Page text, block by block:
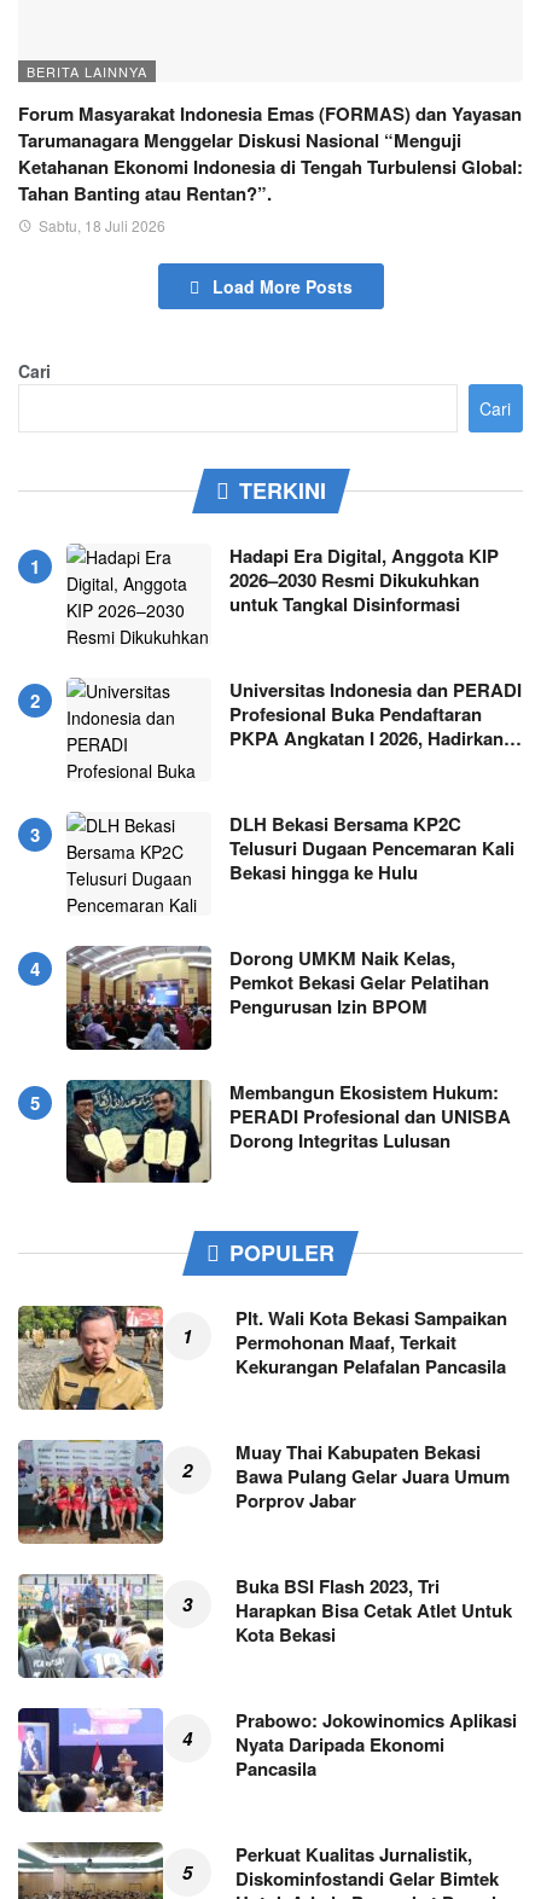
BERITA LAINNYA
Forum Masyarakat Indonesia Emas (FORMAS) dan Yayasan
Tarumanagara Menggelar Diskusi Nasional “Menguji
Ketahanan Ekonomi Indonesia di Tengah Turbulensi Global:
Tahan Banting atau Rentan?”.
Sabtu, 18 Juli 2026
Load More Posts
Cari
Cari
TERKINI
Hadapi Era Digital, Anggota KIP
2026–2030 Resmi Dikukuhkan
untuk Tangkal Disinformasi
Universitas Indonesia dan PERADI
Profesional Buka Pendaftaran
PKPA Angkatan I 2026, Hadirkan…
DLH Bekasi Bersama KP2C
Telusuri Dugaan Pencemaran Kali
Bekasi hingga ke Hulu
Dorong UMKM Naik Kelas,
Pemkot Bekasi Gelar Pelatihan
Pengurusan Izin BPOM
Membangun Ekosistem Hukum:
PERADI Profesional dan UNISBA
Dorong Integritas Lulusan
POPULER
Plt. Wali Kota Bekasi Sampaikan
Permohonan Maaf, Terkait
Kekurangan Pelafalan Pancasila
Muay Thai Kabupaten Bekasi
Bawa Pulang Gelar Juara Umum
Porprov Jabar
Buka BSI Flash 2023, Tri
Harapkan Bisa Cetak Atlet Untuk
Kota Bekasi
Prabowo: Jokowinomics Aplikasi
Nyata Daripada Ekonomi
Pancasila
Perkuat Kualitas Jurnalistik,
Diskominfostandi Gelar Bimtek